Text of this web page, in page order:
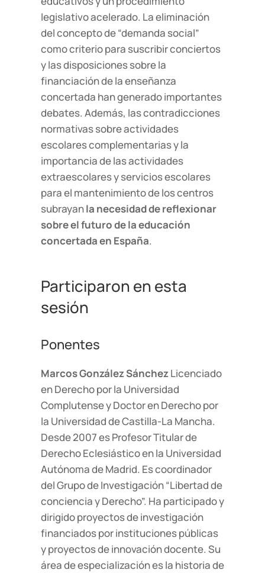
legislativo acelerado. La eliminación
del concepto de “demanda social”
como criterio para suscribir conciertos
y las disposiciones sobre la
financiación de la enseñanza
concertada han generado importantes
debates. Además, las contradicciones
normativas sobre actividades
escolares complementarias y la
importancia de las actividades
extraescolares y servicios escolares
para el mantenimiento de los centros
subrayanla necesidad de reflexionar
sobre el futuro de la educación
concertada en España.
Participaron en esta
sesión
Ponentes
Marcos González SánchezLicenciado
en Derecho por la Universidad
Complutense y Doctor en Derecho por
la Universidad de Castilla-La Mancha.
Desde 2007 es Profesor Titular de
Derecho Eclesiástico en la Universidad
Autónoma de Madrid. Es coordinador
del Grupo de Investigación “Libertad de
conciencia y Derecho”. Ha participado y
dirigido proyectos de investigación
financiados por instituciones públicas
y proyectos de innovación docente. Su
área de especialización es la historia de